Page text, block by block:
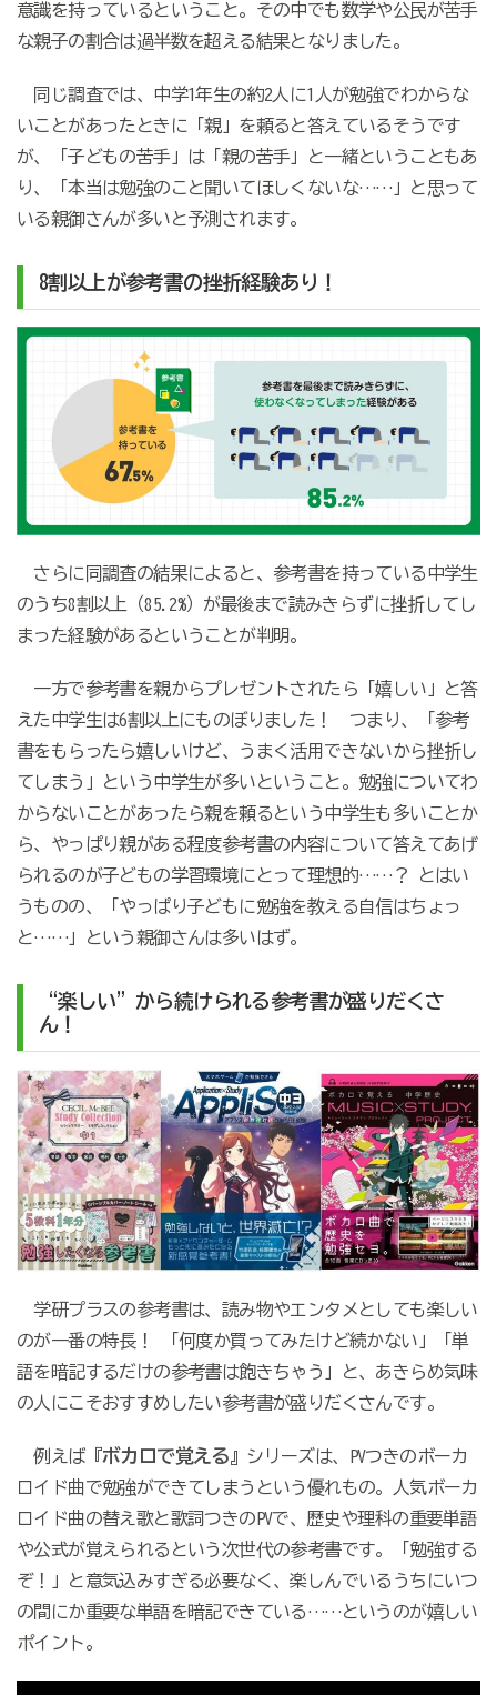
意識を持っているということ。その中でも数学や公民が苦手
な親子の割合は過半数を超える結果となりました。
同じ調査では、中学1年生の約2人に1人が勉強でわからな
いことがあったときに「親」を頼ると答えているそうです
が、「子どもの苦手」は「親の苦手」と一緒ということもあ
り、「本当は勉強のこと聞いてほしくないな……」と思って
いる親御さんが多いと予測されます。
8割以上が参考書の挫折経験あり！
さらに同調査の結果によると、参考書を持っている中学生
のうち8割以上（85.2%）が最後まで読みきらずに挫折してし
まった経験があるということが判明。
一方で参考書を親からプレゼントされたら「嬉しい」と答
えた中学生は6割以上にものぼりました！ つまり、「参考
書をもらったら嬉しいけど、うまく活用できないから挫折し
てしまう」という中学生が多いということ。勉強についてわ
からないことがあったら親を頼るという中学生も多いことか
ら、やっぱり親がある程度参考書の内容について答えてあげ
られるのが子どもの学習環境にとって理想的……？ とはい
うものの、「やっぱり子どもに勉強を教える自信はちょっ
と……」という親御さんは多いはず。
“楽しい”から続けられる参考書が盛りだくさ
ん！
学研プラスの参考書は、読み物やエンタメとしても楽しい
のが一番の特長！ 「何度か買ってみたけど続かない」「単
語を暗記するだけの参考書は飽きちゃう」と、あきらめ気味
の人にこそおすすめしたい参考書が盛りだくさんです。
例えば『ボカロで覚える 』シリーズは、PVつきのボーカ
ロイド曲で勉強ができてしまうという優れもの。人気ボーカ
ロイド曲の替え歌と歌詞つきのPVで、歴史や理科の重要単語
や公式が覚えられるという次世代の参考書です。「勉強する
ぞ！」と意気込みすぎる必要なく、楽しんでいるうちにいつ
の間にか重要な単語を暗記できている……というのが嬉しい
ポイント。